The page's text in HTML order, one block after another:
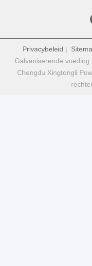
Privacybeleid |
Galvaniserende
Chengdu Xingtongli